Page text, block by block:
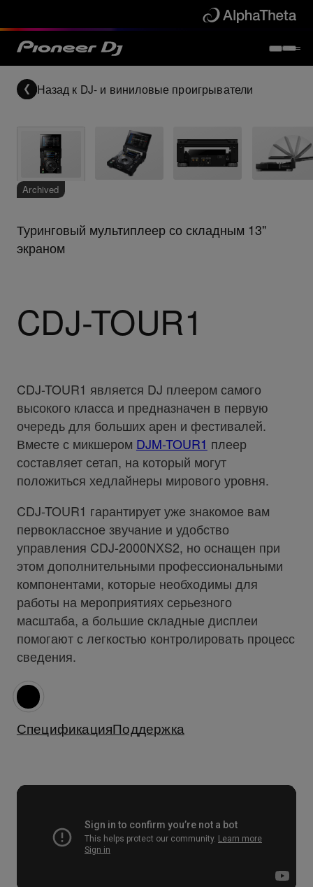
Назад к DJ- и виниловые проигрыватели
Archived
Туринговый мультиплеер со складным 13"
экраном
CDJ-TOUR1
CDJ-TOUR1 является DJ плеером самого
высокого класса и предназначен в первую
очередь для больших арен и фестивалей.
Вместе с микшером DJM-TOUR1 плеер
составляет сетап, на который могут
положиться хедлайнеры мирового уровня.
CDJ-TOUR1 гарантирует уже знакомое вам
первоклассное звучание и удобство
управления CDJ-2000NXS2, но оснащен при
этом дополнительными профессиональными
компонентами, которые необходимы для
работы на мероприятиях серьезного
масштаба, а большие складные дисплеи
помогают с легкостью контролировать процесс
сведения.
СпецификацияПоддержка